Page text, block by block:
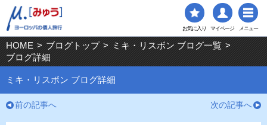
お気に入り マイページ メニュー
HOME > ブログトップ > ミキ・リスボン ブログ一覧 >
ブログ詳細
ミキ・リスボン ブログ詳細
前の記事へ 次の記事へ